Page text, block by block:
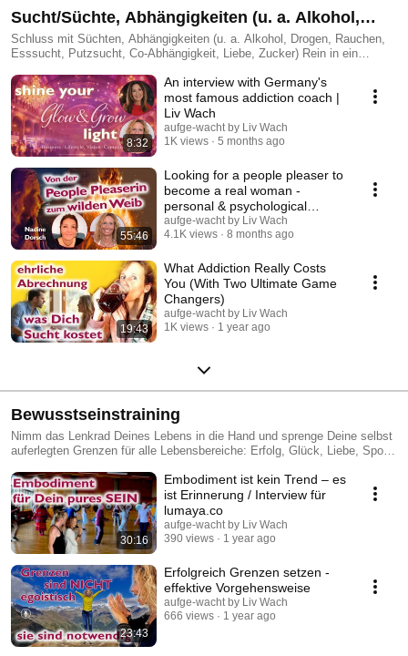
Sucht/Süchte, Abhängigkeiten (u. a. Alkohol,
Rauchen, Zucker, Essen, Drogen)
Schluss mit Süchten, Abhängigkeiten (u. a. Alkohol, Drogen, Rauchen,
Esssucht, Putzsucht, Co-Abhängigkeit, Liebe, Zucker) Rein in ein
https://aufge-wacht.de/suchtakademie/
8:32
An interview with Germany's
most famous addiction coach |
Liv Wach
aufge-wacht by Liv Wach
1K views
5 months ago
55:46
Looking for a people pleaser to
become a real woman -
personal & psychological
#peoplepleasing
aufge-wacht by Liv Wach
4.1K views
8 months ago
19:43
What Addiction Really Costs
You (With Two Ultimate Game
Changers)
aufge-wacht by Liv Wach
1K views
1 year ago
Bewusstseinstraining
Nimm das Lenkrad Deines Lebens in die Hand und sprenge Deine selbst
auferlegten Grenzen für alle Lebensbereiche: Erfolg, Glück, Liebe, Sport,
wacht.de/bewusstseinsakademie/
30:16
Embodiment ist kein Trend – es
ist Erinnerung / Interview für
lumaya.co
aufge-wacht by Liv Wach
390 views
1 year ago
23:43
Erfolgreich Grenzen setzen -
effektive Vorgehensweise
aufge-wacht by Liv Wach
666 views
1 year ago